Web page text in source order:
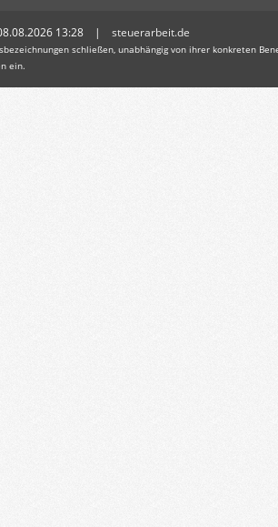
13:28 | steuerarbeit.de
schließen, unabhängig von ihrer konkreten
ein.